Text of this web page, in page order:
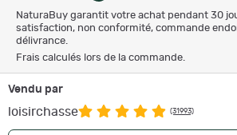
NaturaBuy garantit votre achat pendant 30
satisfaction, non conformité, commande
délivrance.
Frais calculés lors de la commande.
Vendu par
loisirchasse (31993)